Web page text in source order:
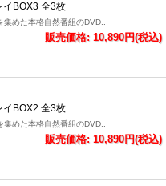
イBOX3 全3枚
めた本格自然番組のDVD..
販売価格: 10,890円(税込)
イBOX2 全3枚
めた本格自然番組のDVD..
販売価格: 10,890円(税込)